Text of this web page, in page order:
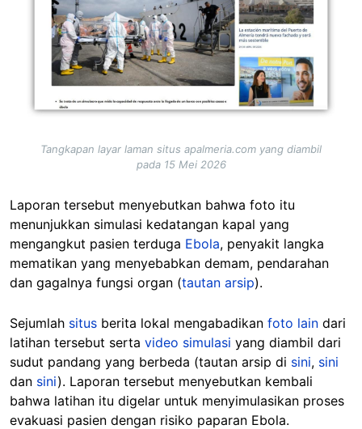
Tangkapan layar laman situs apalmeria.com yang diambil
pada 15 Mei 2026
Laporan tersebut menyebutkan bahwa foto itu
menunjukkan simulasi kedatangan kapal yang
mengangkut pasien terduga Ebola, penyakit langka
mematikan yang menyebabkan demam, pendarahan
dan gagalnya fungsi organ (tautan arsip).
Sejumlah situs berita lokal mengabadikan foto lain dari
latihan tersebut serta video simulasi yang diambil dari
sudut pandang yang berbeda (tautan arsip di sini, sini
dan sini). Laporan tersebut menyebutkan kembali
bahwa latihan itu digelar untuk menyimulasikan proses
evakuasi pasien dengan risiko paparan Ebola.